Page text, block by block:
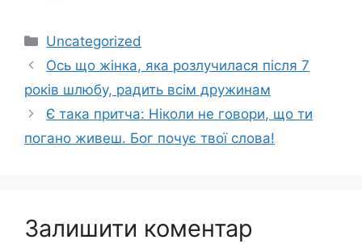
Категорії
Uncategorized
Ось що жінка, яка розлучилася після 7
років шлюбу, радить всім дружинам
Є така притча: Ніколи не говори, що ти
погано живеш. Бог почує твої слова!
Залишити коментар